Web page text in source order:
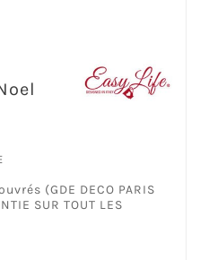
(GDE DECO PARIS
SUR TOUT LES